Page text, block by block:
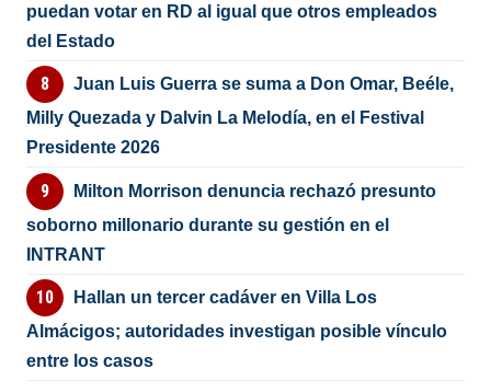
puedan votar en RD al igual que otros empleados
del Estado
Juan Luis Guerra se suma a Don Omar, Beéle,
Milly Quezada y Dalvin La Melodía, en el Festival
Presidente 2026
Milton Morrison denuncia rechazó presunto
soborno millonario durante su gestión en el
INTRANT
Hallan un tercer cadáver en Villa Los
Almácigos; autoridades investigan posible vínculo
entre los casos